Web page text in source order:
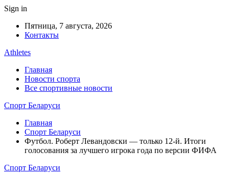
Sign in
Пятница, 7 августа, 2026
Контакты
Athletes
Главная
Новости спорта
Все спортивные новости
Спорт Беларуси
Главная
Спорт Беларуси
Футбол. Роберт Левандовски — только 12-й. Итоги
голосования за лучшего игрока года по версии ФИФА
Спорт Беларуси